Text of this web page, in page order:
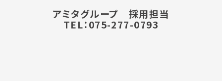
アミタグループ 採用担当
TEL：075-277-0793